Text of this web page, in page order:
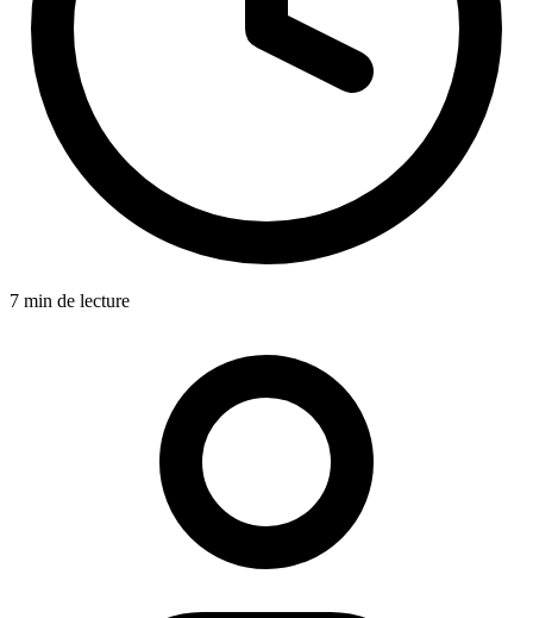
7 min de lecture